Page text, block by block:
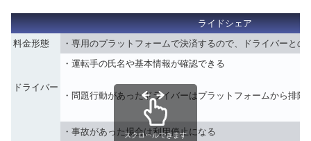
ライドシェア
料金形態
・専用のプラットフォームで決済するので、ドライバーとの
ドライバー
・運転手の氏名や基本情報が確認できる
・問題行動があったドライバーはプラットフォームから排除
・事故があった場合は利用停止になる
スクロールできます